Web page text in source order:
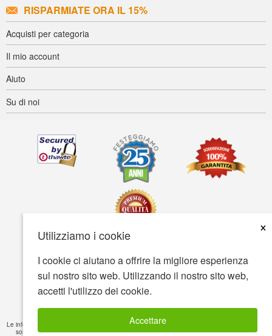
Utilizziamo i cookie
×
I cookie ci aiutano a offrire la migliore esperienza
sul nostro sito web. Utilizzando il nostro sito web,
accetti l'utilizzo dei cookie.
Accettare
RISPARMIATE ORA IL 15%
Acquisti per categoria
Il mio account
Aiuto
Su di noi
Accessibilità Termini d'uso Tutela della privacy
Tutela della sicurezza
© Copyright 2001-2026 BIOVEA. Tutti i diritti riservati
Le informazioni fornite su questo sito sono solamente a scopo cognitivo e non sono intese a
sostituire raccomandazioni mediche o trattamenti di cura per certe condizioni di salute.